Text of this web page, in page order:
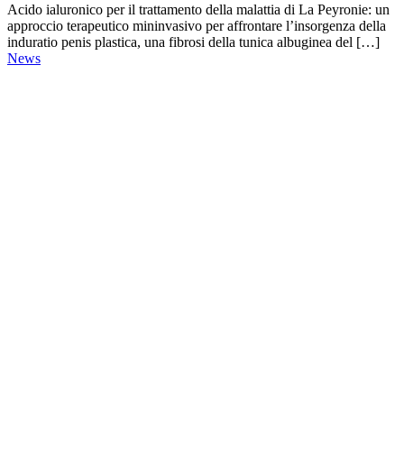
Acido ialuronico per il trattamento della malattia di La Peyronie: un
approccio terapeutico mininvasivo per affrontare l’insorgenza della
induratio penis plastica, una fibrosi della tunica albuginea del […]
News